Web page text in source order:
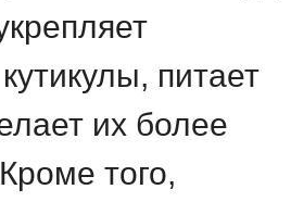
питает
их более
того,